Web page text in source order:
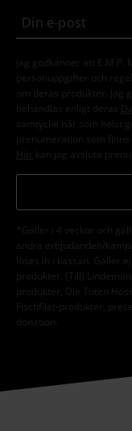
Jag godkänner att
personuppgifter och
om deras produkter.
behandlas enligt deras
samtycke när som helst
prenumeration som finns
Här kan jag avsluta
*Gäller i 4 veckor och
andra erbjudanden/
löses in i kassan. Gäller
produkter, (Till)
produkter, Die Toten
Fischfilet-produkter,
donation.